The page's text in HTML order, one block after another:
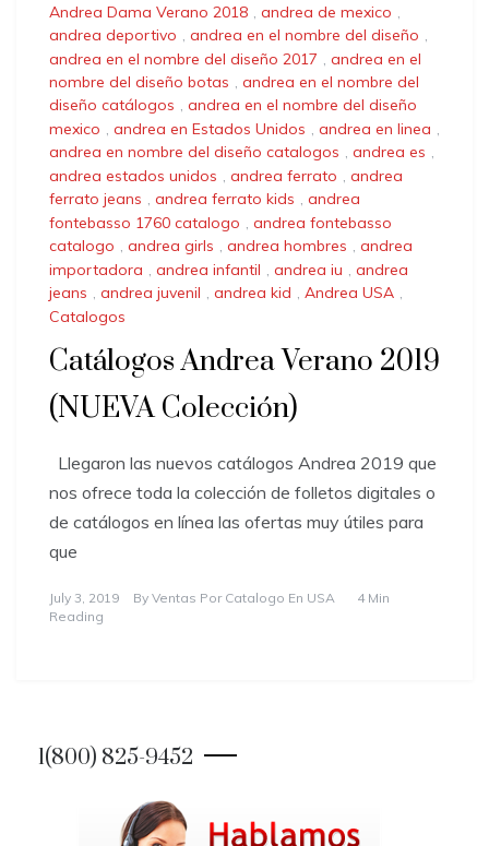
Andrea Dama Verano 2018
andrea de mexico
andrea deportivo , andrea en el nombre del diseño ,
andrea en el nombre del diseño 2017
andrea en el
nombre del diseño botas , andrea en el nombre del
diseño catálogos , andrea en el nombre del diseño
mexico , andrea en Estados Unidos , andrea en linea ,
andrea en nombre del diseño catalogos , andrea es ,
andrea estados unidos , andrea ferrato , andrea
ferrato jeans , andrea ferrato kids , andrea
fontebasso 1760 catalogo , andrea fontebasso
catalogo , andrea girls , andrea hombres , andrea
importadora , andrea infantil , andrea iu , andrea
jeans , andrea juvenil , andrea kid , Andrea USA ,
Catalogos
Catálogos Andrea Verano 2019
(NUEVA Colección)
Llegaron las nuevos catálogos Andrea 2019 que
nos ofrece toda la colección de folletos digitales o
de catálogos en línea las ofertas muy útiles para
que
July 3, 2019 By Ventas Por Catalogo En USA
4 Min
Reading
1(800) 825-9452